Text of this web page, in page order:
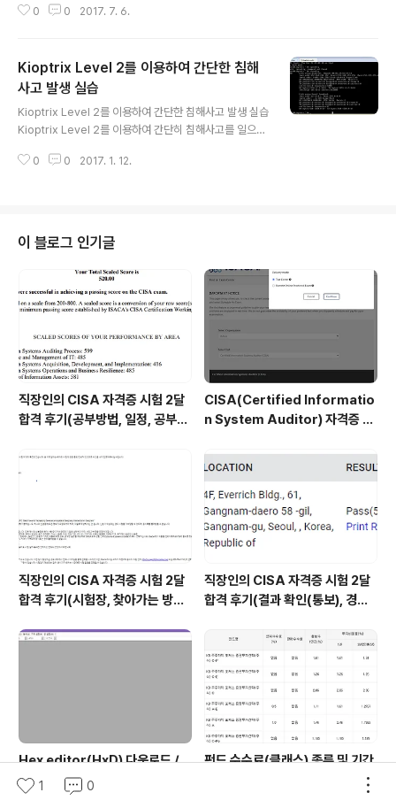
0 0 2017. 7. 6.
Kioptrix Level 2를 이용하여 간단한 침해
사고 발생 실습
Kioptrix Level 2를 이용하여 간단한 침해사고 발생 실습
Kioptrix Level 2를 이용하여 간단히 침해사고를 일으켜
를 구하여 가상머신에 올린다. 위의 ip주소가 나와야 한다.
뜨는 것을 확인 할 수 있다. 저 빈칸은 ping명령어가 적용
되고 세미콜론(;)을 통하여 다중 명령이 가능하게 된다. 다
양한 명령어를 통하여 서버에 대한 정보를 유추할 수 있다.
이제 로컬로 돌아와서 리버스 커넥션을 위하여 준비를 해
보자. nc.e..
0 0 2017. 1. 12.
이 블로그 인기글
직장인의 CISA 자격증 시험 2달
합격 후기(공부방법, 일정, 공부시
CISA(Certified Informatio
n System Auditor) 자격증 시
험 일정 확인(23년)
직장인의 CISA 자격증 시험 2달
합격 후기(시험장, 찾아가는 방법,
직장인의 CISA 자격증 시험 2달
합격 후기(결과 확인(통보), 경력
Hex editor(HxD) 다운로드 /
사용방법
펀드 수수료(클래스) 종류 및 기간
1 0